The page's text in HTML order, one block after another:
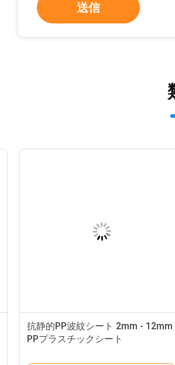
送信
抗静的PP波紋シート 2mm - 12mm
PPプラスチックシート